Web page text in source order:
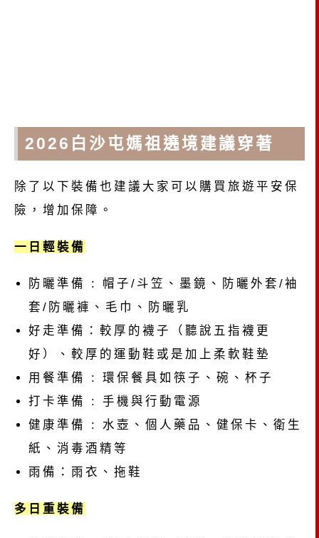
2026 白沙屯媽祖 遶境建議穿著
除了以下裝備也建議大家可以購買旅遊平安保
險，增加保障。
一日輕裝備
防曬準備 : 帽子/斗笠、墨鏡、防曬外套/袖
套/防曬褲、毛巾、防曬乳
好走準備：較厚的襪子（聽說五指襪更
好）、較厚的運動鞋或是加上柔軟鞋墊
用餐準備 : 環保餐具如筷子、碗、杯子
打卡準備 : 手機與行動電源
健康準備 : 水壺、個人藥品、健保卡、衛生
紙、消毒酒精等
雨備：雨衣、拖鞋
多日重裝備